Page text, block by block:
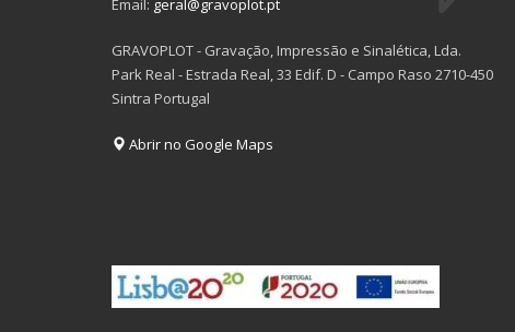
Email: geral@gravoplot.pt
GRAVOPLOT - Gravação, Impressão e Sinalética, Lda.
Park Real - Estrada Real, 33 Edif. D - Campo Raso 2710-450
Sintra Portugal
Abrir no Google Maps